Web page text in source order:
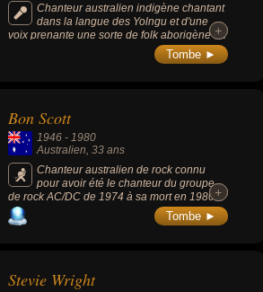
Chanteur australien indigène chantant
dans la langue des Yolngu et d'une
voix prenante une sorte de folk aborigène en
s'accompagnant à la guitare, connu dans le
Monde entier après la sortie de son premier
dans le Monde. Il a collaboré avec plusieurs
stars comme Sting et Elton John.
+
+
Tombe ►
Bon Scott
1946 - 1980
Australien, 33 ans
Chanteur australien de rock connu
pour avoir été le chanteur du groupe
de rock AC/DC de 1974 à sa mort en 1980
alors que l'album de 1979 « Highway to Hell
» atteignait le Top-20 aux États-Unis et que
+
+
Tombe ►
Stevie Wright